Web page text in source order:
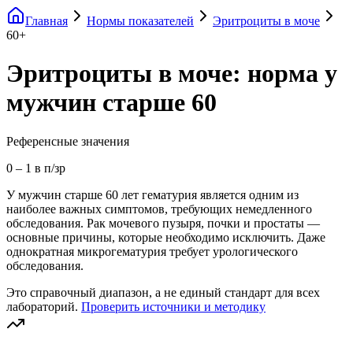
Главная Нормы показателей
Эритроциты в моче
60+
Эритроциты в моче: норма у
мужчин старше 60
Референсные значения
0 – 1 в п/зр
У мужчин старше 60 лет гематурия является одним из
наиболее важных симптомов, требующих немедленного
обследования. Рак мочевого пузыря, почки и простаты —
основные причины, которые необходимо исключить. Даже
однократная микрогематурия требует урологического
обследования.
Это справочный диапазон, а не единый стандарт для всех
лабораторий. Проверить источники и методику